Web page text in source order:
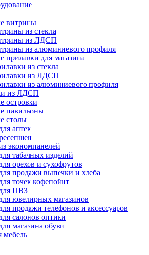
витрины
из cтекла
из ЛДСП
из алюминиевого профиля
прилавки для магазина
из стекла
из ЛДСП
из алюминиевого профиля
из ЛДСП
островки
павильоны
столы
аптек
экономпанелей
табачных изделий
орехов и сухофрутов
продажи выпечки и хлеба
точек кофепойнт
ПВЗ
ювелирных магазинов
продажи телефонов и аксессуаров
салонов оптики
магазина обуви
мебель